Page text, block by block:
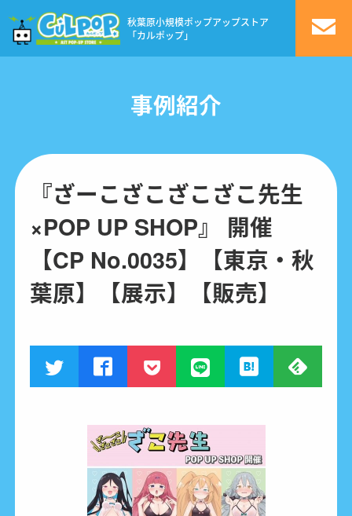
秋葉原小規模ポップアップストア
「カルポップ」
事例紹介
『ざーこざこざこざこ先生
×POP UP SHOP』 開催
【CP No.0035】【東京・秋
葉原】【展示】【販売】